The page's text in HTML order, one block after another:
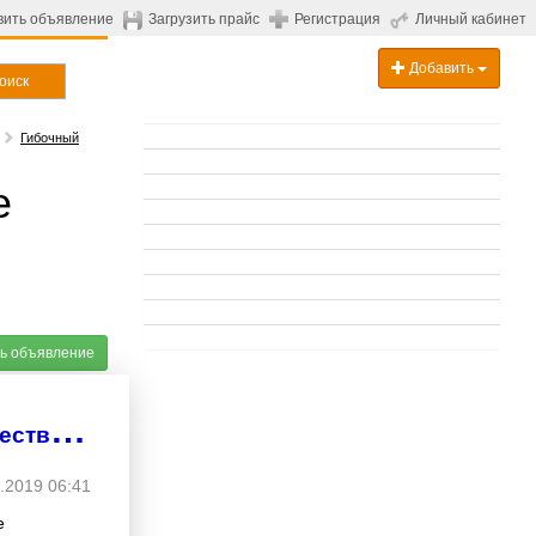
объявление Загрузить прайс Регистрация Личный кабинет
Добавить
Гибочный
объявление
К
узнечные станки ПРОФИ-ВТ для художественной ковки
06:41